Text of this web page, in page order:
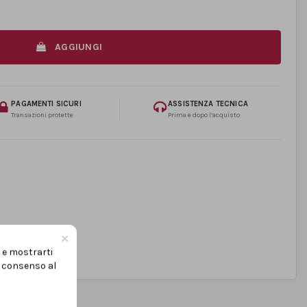
AGGIUNGI
PAGAMENTI SICURI
Transazioni protette
ASSISTENZA TECNICA
Prima e dopo l’acquisto
×
e mostrarti
al